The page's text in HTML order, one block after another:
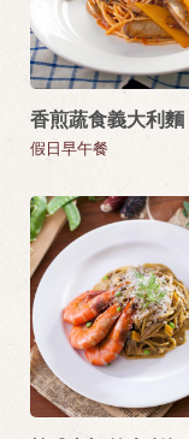
香煎蔬食義大利麵
假日早午餐